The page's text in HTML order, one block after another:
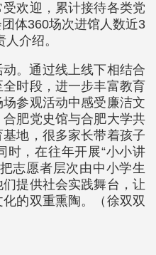
欢迎，累计接待各类党
体360场次进馆人数近3
介绍。
。通过线上线下相结合
时段，进一步丰富教育
参观活动中感受廉洁文
肥党史馆与合肥大学共
地，很多家长带着孩子
时，在往年开展“小小讲
志愿者层次由中小学生
提供社会实践舞台，让
的双重熏陶。（徐双双